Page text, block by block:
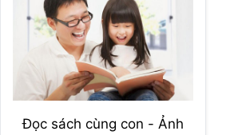
Đọc sách cùng con - Ảnh